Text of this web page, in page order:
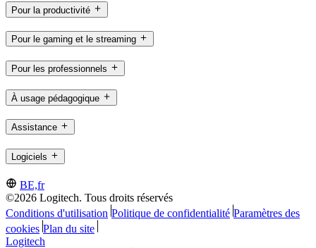
Pour la productivité
Pour le gaming et le streaming
Pour les professionnels
À usage pédagogique
Assistance
Logiciels
BE,fr
©2026 Logitech. Tous droits réservés
Conditions d'utilisation Politique de confidentialité Paramètres des
cookies Plan du site
Logitech